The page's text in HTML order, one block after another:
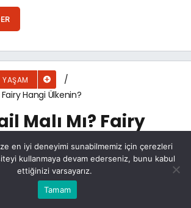
YAŞAM
Fairy Hangi Ülkenin?
Malı Mı? Fairy
Habertarafından yayınlandı
2024, 22:13yayınlandı
iyi deneyimi yaşamanızı sağlamak
Eczaneler
en iyi deneyimi sunabilmemiz için çerezleri
kullanmaya devam ederseniz, bunu kabul
ettiğinizi varsayarız.
Tamam